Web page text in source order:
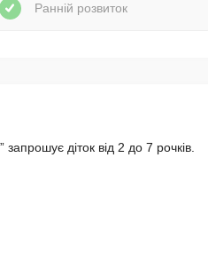
Ранній розвиток
діток від 2 до 7 рочків.